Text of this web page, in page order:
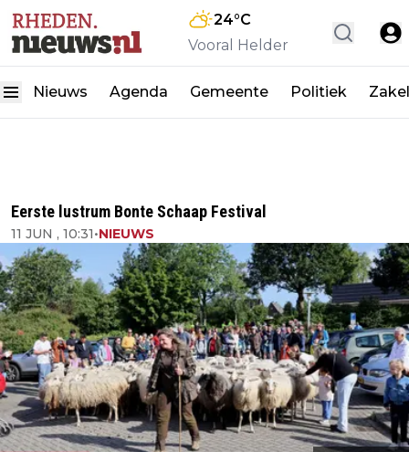
24°C
Vooral Helder
Nieuws Agenda Gemeente Politiek
Eerste lustrum Bonte Schaap Festival
11 JUN , 10:31•NIEUWS